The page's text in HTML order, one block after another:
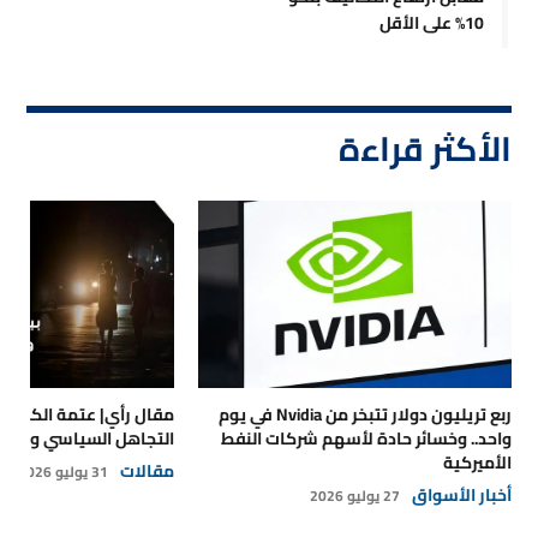
10% على الأقل
الأكثر قراءة
ربع تريليون دولار تتبخر من Nvidia في يوم
واحد.. وخسائر حادة لأسهم شركات النفط
الأميركية
أخبار الأسواق 27 يوليو 2026
مقال رأي| عتمة
التجاهل السياسي
مقالات 31 يوليو 2026